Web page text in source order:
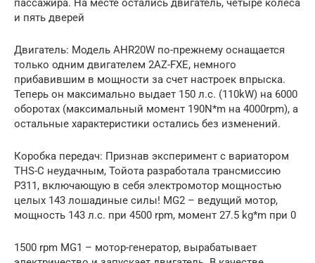
пассажира. На месте остались двигатель, четыре колеса
и пять дверей
Двигатель: Модель AHR20W по-прежнему оснащается
только одним двигателем 2AZ-FXE, немного
прибавившим в мощности за счет настроек впрыска.
Теперь он максимально выдает 150 л.с. (110kW) на 6000
оборотах (максимальный момент 190N*m на 4000rpm), а
остальные характеристики остались без изменений.
Коробка передач: Признав эксперимент с вариатором
THS-C неудачным, Тойота разработала трансмиссию
P311, включающую в себя электромотор мощностью
целых 143 лошадиные силы! MG2 – ведущий мотор,
мощность 143 л.с. при 4500 rpm, момент 27.5 kg*m при 0
1500 rpm MG1 – мотор-генератор, вырабатывает